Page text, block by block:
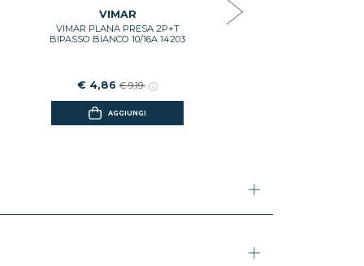
VIMAR
VIMAR PLANA PRESA 2P+T
BIPASSO BIANCO 10/16A 14203
€ 4,86 € 9,19
AGGIUNGI